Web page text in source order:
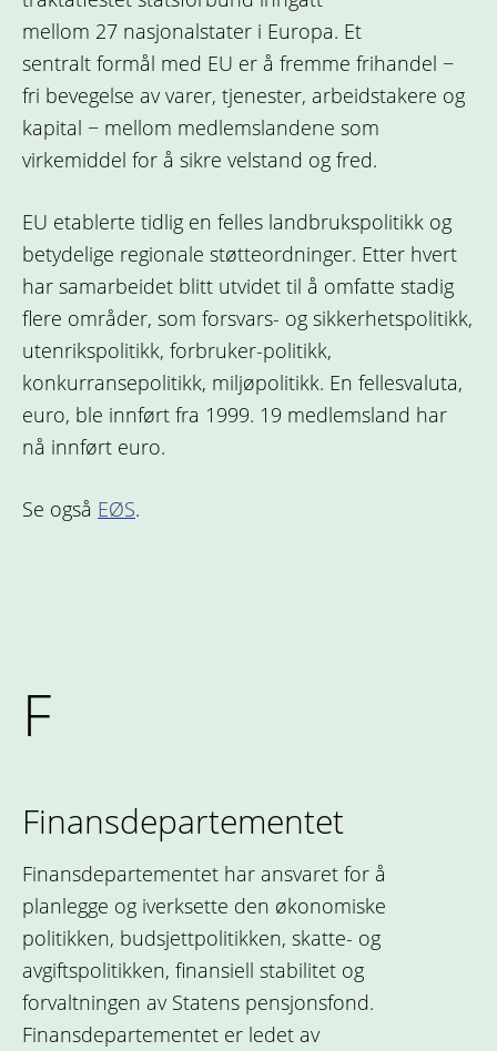
mellom 27 nasjonalstater i Europa. Et
sentralt formål med EU er å fremme frihandel −
fri bevegelse av varer, tjenester, arbeidstakere og
kapital − mellom medlemslandene som
virkemiddel for å sikre velstand og fred.
EU etablerte tidlig en felles landbrukspolitikk og
betydelige regionale støtteordninger. Etter hvert
har samarbeidet blitt utvidet til å omfatte stadig
flere områder, som forsvars- og sikkerhetspolitikk,
utenrikspolitikk, forbruker-politikk,
konkurransepolitikk, miljøpolitikk. En fellesvaluta,
euro, ble innført fra 1999. 19 medlemsland har
nå innført euro.
Se også EØS.
F
Finansdepartementet
Finansdepartementet har ansvaret for å
planlegge og iverksette den økonomiske
politikken, budsjettpolitikken, skatte- og
avgiftspolitikken, finansiell stabilitet og
forvaltningen av Statens pensjonsfond.
Finansdepartementet er ledet av